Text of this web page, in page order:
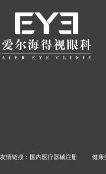
友情链接： 国内医疗器械注册 健康